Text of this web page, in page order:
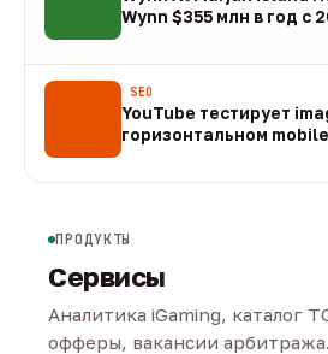
Wynn $355 млн в год с
SEO
YouTube тестирует
горизонтальном
ПРОДУКТЫ
Сервисы
Аналитика iGaming, каталог
офферы, вакансии